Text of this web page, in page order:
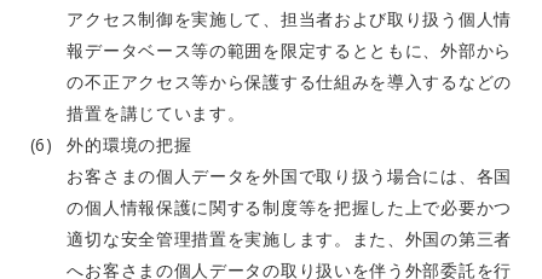
アクセス制御を実施して、担当者および取り扱う個人情
報データベース等の範囲を限定するとともに、外部から
の不正アクセス等から保護する仕組みを導入するなどの
措置を講じています。
外的環境の把握
お客さまの個人データを外国で取り扱う場合には、各国
の個人情報保護に関する制度等を把握した上で必要かつ
適切な安全管理措置を実施します。また、外国の第三者
へお客さまの個人データの取り扱いを伴う外部委託を行